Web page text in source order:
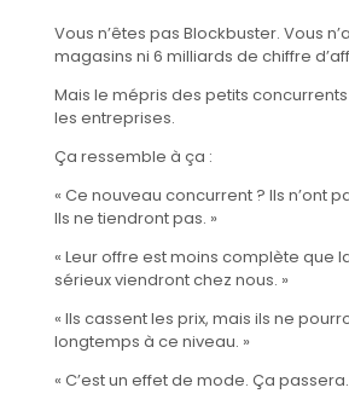
Vous n’êtes pas Blockbuster. Vous
magasins ni 6 milliards de chiffre
Mais le mépris des petits
les entreprises.
Ça ressemble à ça :
« Ce nouveau concurrent ? Ils n’ont
Ils ne tiendront pas. »
« Leur offre est moins complète que
sérieux viendront chez nous. »
« Ils cassent les prix, mais ils ne
longtemps à ce niveau. »
« C’est un effet de mode. Ça passera.